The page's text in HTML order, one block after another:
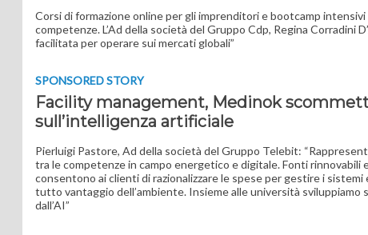
Corsi di formazione online per gli imprenditori e bootcamp
competenze. L’Ad della società del Gruppo Cdp, Regina Corradini
facilitata per operare sui mercati globali”
SPONSORED STORY
Facility management, Medinok
sull’intelligenza artificiale
Pierluigi Pastore, Ad della società del Gruppo Telebit:
tra le competenze in campo energetico e digitale. Fonti rinnovabili
consentono ai clienti di razionalizzare le spese per gestire i sistemi
tutto vantaggio dell’ambiente. Insieme alle università sviluppiamo
dall’AI”